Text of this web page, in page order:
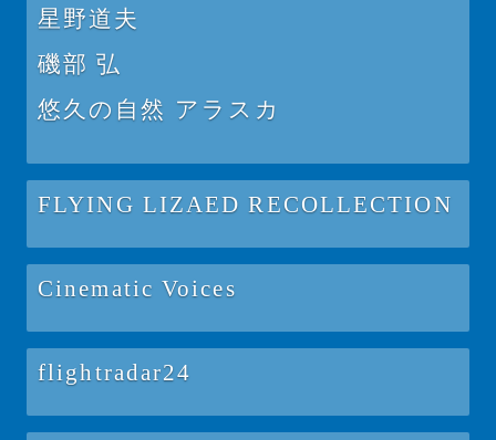
星野道夫
磯部 弘
悠久の自然 アラスカ
FLYING LIZAED RECOLLECTION
Cinematic Voices
flightradar24